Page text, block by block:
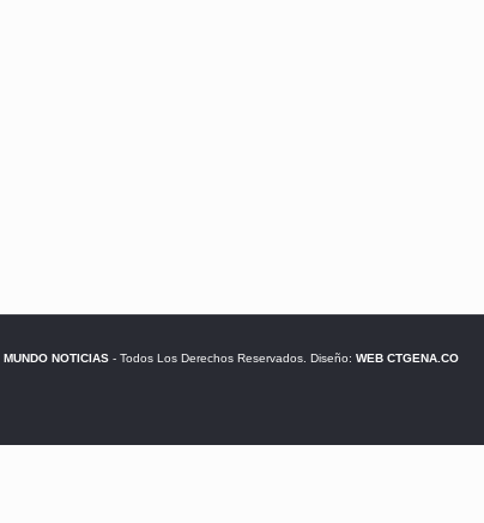
MUNDO NOTICIAS- Todos Los Derechos Reservados. Diseño: WEB CTGENA.CO